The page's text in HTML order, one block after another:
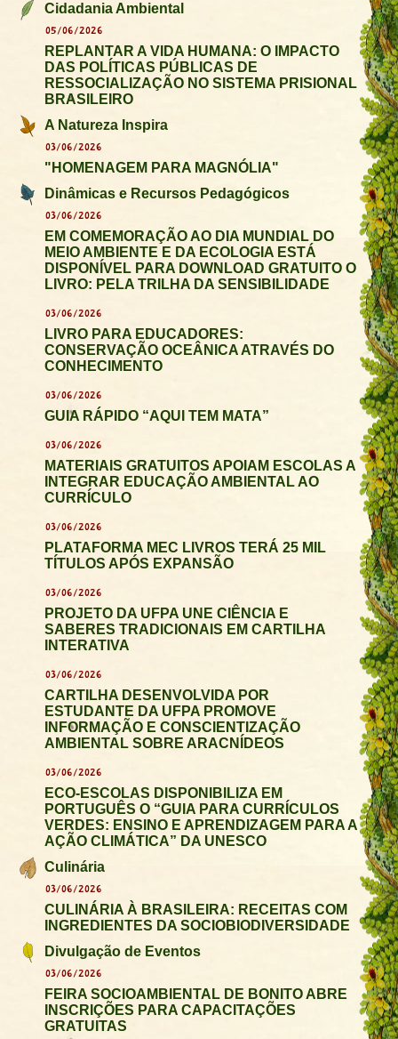
Cidadania Ambiental
05/06/2026
REPLANTAR A VIDA HUMANA: O IMPACTO
DAS POLÍTICAS PÚBLICAS DE
RESSOCIALIZAÇÃO NO SISTEMA PRISIONAL
BRASILEIRO
A Natureza Inspira
03/06/2026
"HOMENAGEM PARA MAGNÓLIA"
Dinâmicas e Recursos Pedagógicos
03/06/2026
EM COMEMORAÇÃO AO DIA MUNDIAL DO
MEIO AMBIENTE E DA ECOLOGIA ESTÁ
DISPONÍVEL PARA DOWNLOAD GRATUITO O
LIVRO: PELA TRILHA DA SENSIBILIDADE
03/06/2026
LIVRO PARA EDUCADORES:
CONSERVAÇÃO OCEÂNICA ATRAVÉS DO
CONHECIMENTO
03/06/2026
GUIA RÁPIDO “AQUI TEM MATA”
03/06/2026
MATERIAIS GRATUITOS APOIAM ESCOLAS A
INTEGRAR EDUCAÇÃO AMBIENTAL AO
CURRÍCULO
03/06/2026
PLATAFORMA MEC LIVROS TERÁ 25 MIL
TÍTULOS APÓS EXPANSÃO
03/06/2026
PROJETO DA UFPA UNE CIÊNCIA E
SABERES TRADICIONAIS EM CARTILHA
INTERATIVA
03/06/2026
CARTILHA DESENVOLVIDA POR
ESTUDANTE DA UFPA PROMOVE
INFORMAÇÃO E CONSCIENTIZAÇÃO
AMBIENTAL SOBRE ARACNÍDEOS
03/06/2026
ECO-ESCOLAS DISPONIBILIZA EM
PORTUGUÊS O “GUIA PARA CURRÍCULOS
VERDES: ENSINO E APRENDIZAGEM PARA A
AÇÃO CLIMÁTICA” DA UNESCO
Culinária
03/06/2026
CULINÁRIA À BRASILEIRA: RECEITAS COM
INGREDIENTES DA SOCIOBIODIVERSIDADE
Divulgação de Eventos
03/06/2026
FEIRA SOCIOAMBIENTAL DE BONITO ABRE
INSCRIÇÕES PARA CAPACITAÇÕES
GRATUITAS